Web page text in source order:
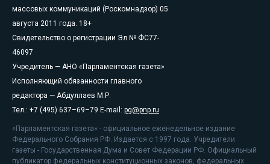
массовых коммуникаций (Роскомнадзор) 05
августа 2011 года. 18+
Свидетельство о регистрации Эл № ФС77-
46097
Учредитель — АНО «Парламентская газета»
Исполняющий обязанности главного
редактора — Абдуллаев М.Р.
Тел.: +7 (495) 637–69–79 E-mail: pg@pnp.ru
«Парламентская газета» - официальное еженедельное издание
Федерального Собрания РФ. Издается с 1997 года. Учредители
газеты - Государственная Дума и Совет Федерации РФ. Официальный
публикатор федеральных конституционных законов, федеральных